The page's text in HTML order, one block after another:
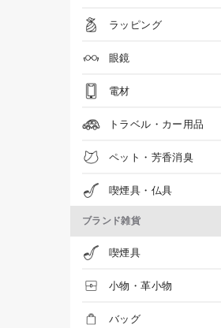
ラッピング
眼鏡
電材
トラベル・カー用品
ペット・芳香消臭
喫煙具・仏具
ブランド雑貨
喫煙具
小物・革小物
バッグ